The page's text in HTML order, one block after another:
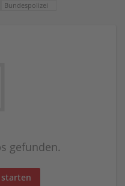
Bundes­polizei
gefunden.
starten